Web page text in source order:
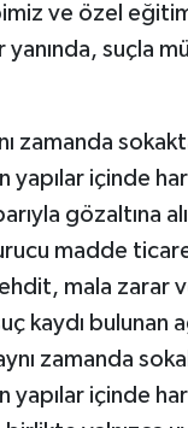
ve özel
suçla
zamanda
içinde
gözaltına
madde
mala
kaydı
zamanda
içinde